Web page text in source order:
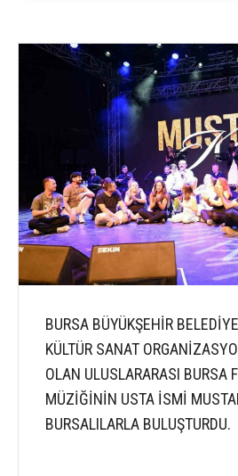
BURSA BÜYÜKŞEHİR
KÜLTÜR SANAT
OLAN ULUSLARARASI BURSA
MÜZİĞİNİN USTA İSMİ
BURSALILARLA BULUŞTURDU.